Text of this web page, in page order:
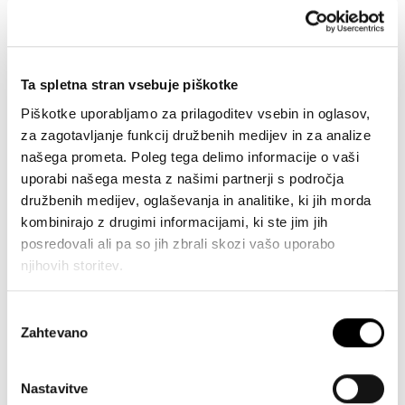
Ta spletna stran vsebuje piškotke
Piškotke uporabljamo za prilagoditev vsebin in oglasov,
za zagotavljanje funkcij družbenih medijev in za analize
našega prometa. Poleg tega delimo informacije o vaši
uporabi našega mesta z našimi partnerji s področja
družbenih medijev, oglaševanja in analitike, ki jih morda
kombinirajo z drugimi informacijami, ki ste jim jih
posredovali ali pa so jih zbrali skozi vašo uporabo
njihovih storitev.
soglasja
Zahtevano
Nastavitve
več različnih dimenzij za več različnih potreb
WORKtops
od plemenitega kamna do klasičnega lesa
eleganten videz, ki postavlja nove standarde
oblikovanja
z inovativnimi materiali do enostavnih rešitev za
vzdrževanje